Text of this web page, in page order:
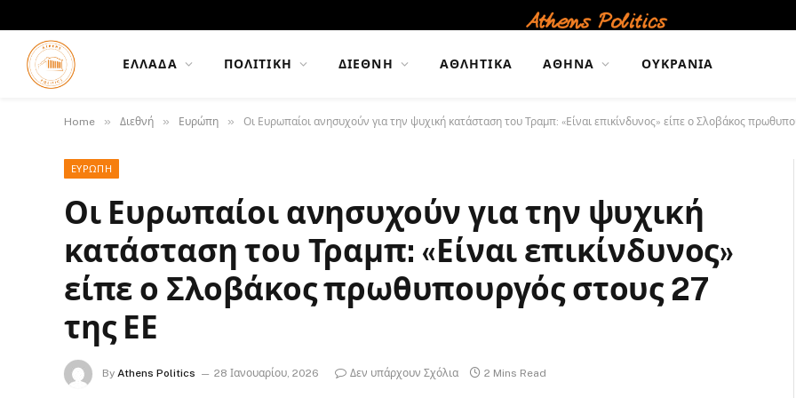
ΕΛΛΆΔΑ ΠΟΛΙΤΙΚΉ ΔΙΕΘΝΉ ΑΘΛΗΤΙΚΆ ΑΘΉΝΑ ΟΥΚΡΑΝΊΑ
Home » Διεθνή » Ευρώπη » Οι Ευρωπαίοι ανησυχούν για την ψυχική κατάσταση του Τραμπ: «Είναι επικίνδυνος» είπε ο Σλοβάκος
ΕΥΡΏΠΗ
Οι Ευρωπαίοι ανησυχούν για την ψυχική
κατάσταση του Τραμπ: «Είναι επικίνδυνος»
είπε ο Σλοβάκος πρωθυπουργός στους 27
της ΕΕ
By Athens Politics 28 Ιανουαρίου, 2026 Δεν υπάρχουν Σχόλια 2 Mins Read